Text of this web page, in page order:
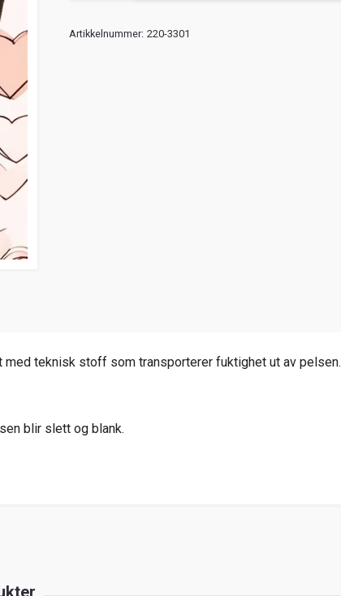
Artikkelnummer: 220-3301
teknisk stoff som transporterer fuktighet ut av pelsen.
blir slett og blank.